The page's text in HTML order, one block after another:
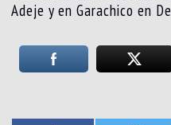
Adeje y en Garachico en